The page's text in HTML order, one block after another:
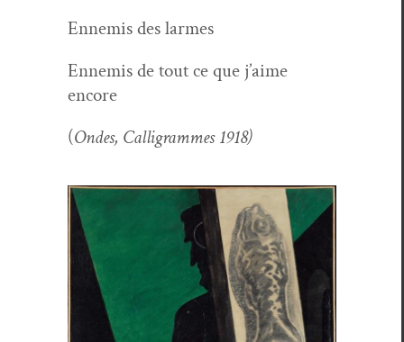
Enne­mis des larmes
Enne­mis de tout ce que j’aime
encore
(Ondes, Cal­ligrammes 1918)